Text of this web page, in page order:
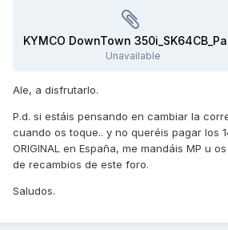
Unavailable
Ale, a disfrutarlo.
P.d. si estáis pensando en cambiar la
cuando os toque.. y no queréis pagar los
ORIGINAL en España, me mandáis MP u
de recambios de este foro.
Saludos.